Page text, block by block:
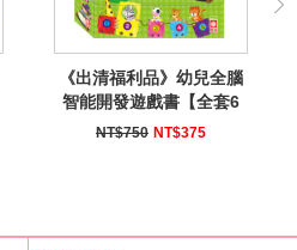
《出清福利品》幼兒全腦
智能開發遊戲書【全套6
冊】
NT$750 NT$375